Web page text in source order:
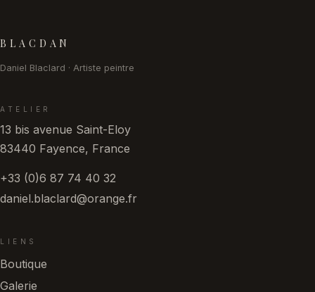
BLACDAN
Daniel Blaclard · Artiste peintre
ATELIER
13 bis avenue Saint-Eloy
83440 Fayence, France
+33 (0)6 87 74 40 32
daniel.blaclard@orange.fr
LIENS
Boutique
Galerie